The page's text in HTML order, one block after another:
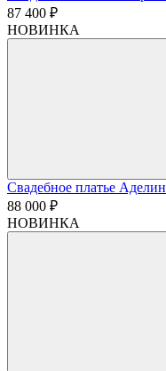
87 400 ₽
НОВИНКА
Свадебное платье Аделин
88 000 ₽
НОВИНКА